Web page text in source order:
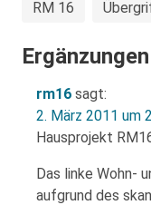
RM 16
Ergänzungen
rm16 sagt:
2. März 2011 um
Hausprojekt
Das linke Wohn-
aufgrund des